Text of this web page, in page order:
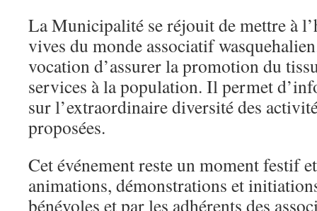
La Municipalité se réjouit de mettre à
vives du monde associatif
vocation d’assurer la promotion du
services à la population. Il permet
sur l’extraordinaire diversité des
proposées.
Cet événement reste un moment festif
animations, démonstrations et
bénévoles et par les adhérents des